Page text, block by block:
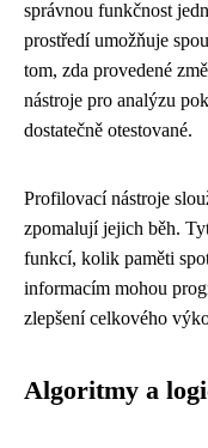
správnou funkčnost
prostředí umožňuje
tom, zda provedené
nástroje pro analýzu
dostatečně otestované.
Profilovací nástroje
zpomalují jejich běh.
funkcí, kolik paměti
informacím mohou
zlepšení celkového
Algoritmy a